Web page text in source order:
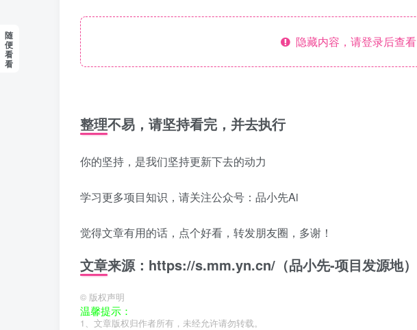
隐藏内容，请登录后查看
整理不易，请坚持看完，并去执行
你的坚持，是我们坚持更新下去的动力
学习更多项目知识，请关注公众号：品小先Ai
觉得文章有用的话，点个好看，转发朋友圈，多谢！
文章来源：https://s.mm.yn.cn/（品小先-项目发源地）
© 版权声明
温馨提示：
1、文章版权归作者所有，未经允许请勿转载。
随
便
看
看